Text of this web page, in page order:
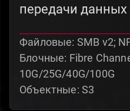
передачи данных
Файловые: SMB v2;
Блочные: Fibre
10G/25G/40G/100G
Объектные: S3